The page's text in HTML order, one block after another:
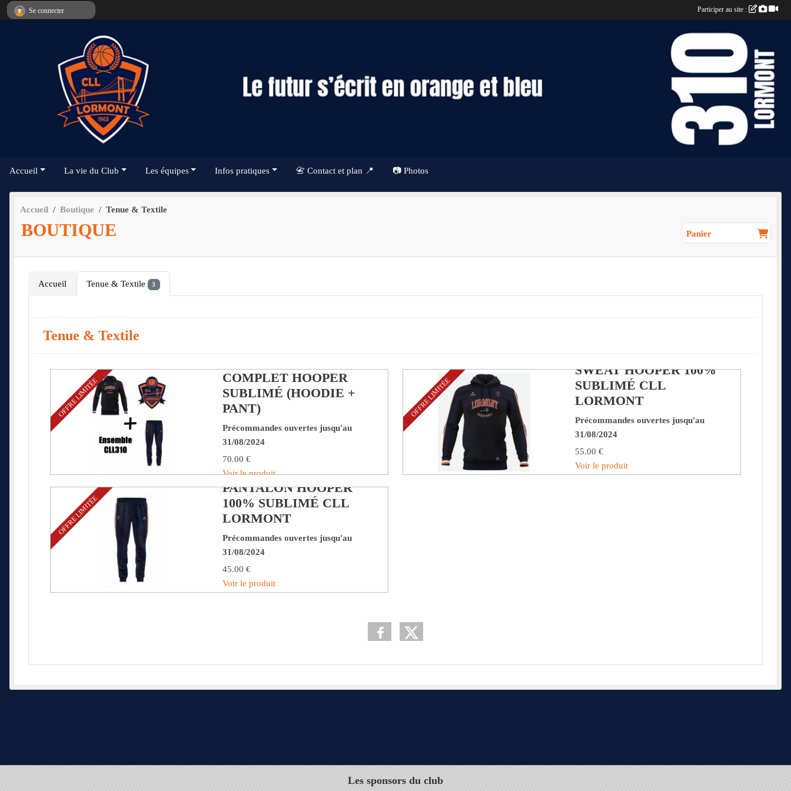
Accueil La vie du Club Les équipes Infos pratiques 📇 Contact et plan 📍 📷 Photos
Accueil Boutique Tenue & Textile
BOUTIQUE Panier
Accueil Tenue & Textile 3
Tenue & Textile
COMPLET HOOPER
SUBLIMÉ (HOODIE +
PANT)
Précommandes ouvertes jusqu'au
31/08/2024
70.00 €
Voir le produit
OFFRE LIMITÉE
SWEAT HOOPER 100%
SUBLIMÉ CLL
LORMONT
Précommandes ouvertes jusqu'au
31/08/2024
55.00 €
Voir le produit
OFFRE LIMITÉE
PANTALON HOOPER
100% SUBLIMÉ CLL
LORMONT
Précommandes ouvertes jusqu'au
31/08/2024
45.00 €
Voir le produit
OFFRE LIMITÉE
Les sponsors du club
Se connecter Participer au site :
Panneau de gestion des cookies